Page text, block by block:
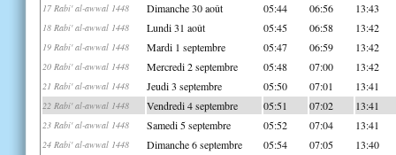
17 Rabi' al-awwal 1448 Dimanche 30 août 05:44 06:56 13:43
18 Rabi' al-awwal 1448 Lundi 31 août 05:45 06:58 13:42
19 Rabi' al-awwal 1448 Mardi 1 septembre 05:47 06:59 13:42
20 Rabi' al-awwal 1448 Mercredi 2 septembre 05:48 07:00 13:42
21 Rabi' al-awwal 1448 Jeudi 3 septembre 05:50 07:01 13:41
22 Rabi' al-awwal 1448 Vendredi 4 septembre 05:51 07:02 13:41
23 Rabi' al-awwal 1448 Samedi 5 septembre 05:52 07:04 13:41
24 Rabi' al-awwal 1448 Dimanche 6 septembre 05:54 07:05 13:40